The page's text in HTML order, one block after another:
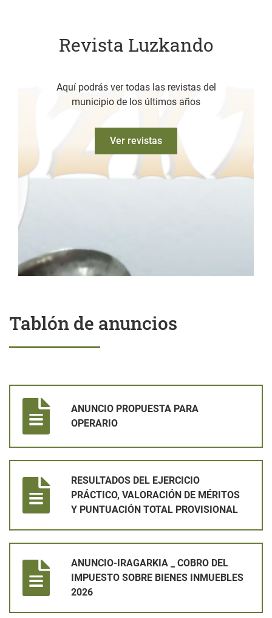
Revista Luzkando
Aquí podrás ver todas las revistas del
municipio de los últimos años
Ver revistas
Tablón de anuncios
ANUNCIO PROPUESTA PARA
OPERARIO
RESULTADOS DEL EJERCICIO
PRÁCTICO, VALORACIÓN DE MÉRITOS
Y PUNTUACIÓN TOTAL PROVISIONAL
ANUNCIO-IRAGARKIA _ COBRO DEL
IMPUESTO SOBRE BIENES INMUEBLES
2026